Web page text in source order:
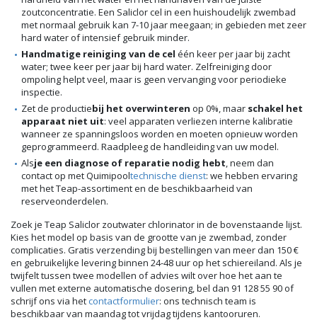
zoutconcentratie. Een Saliclor cel in een huishoudelijk zwembad
met normaal gebruik kan 7-10 jaar meegaan; in gebieden met zeer
hard water of intensief gebruik minder.
Handmatige reiniging van de cel één keer per jaar bij zacht
water; twee keer per jaar bij hard water. Zelfreiniging door
ompoling helpt veel, maar is geen vervanging voor periodieke
inspectie.
Zet de productiebij het overwinteren op 0%, maar schakel het
apparaat niet uit: veel apparaten verliezen interne kalibratie
wanneer ze spanningsloos worden en moeten opnieuw worden
geprogrammeerd. Raadpleeg de handleiding van uw model.
Alsje een diagnose of reparatie nodig hebt, neem dan
contact op met Quimipooltechnische dienst: we hebben ervaring
met het Teap-assortiment en de beschikbaarheid van
reserveonderdelen.
Zoek je Teap Saliclor zoutwater chlorinator in de bovenstaande lijst.
Kies het model op basis van de grootte van je zwembad, zonder
complicaties. Gratis verzending bij bestellingen van meer dan 150 €
en gebruikelijke levering binnen 24-48 uur op het schiereiland. Als je
twijfelt tussen twee modellen of advies wilt over hoe het aan te
vullen met externe automatische dosering, bel dan 91 128 55 90 of
schrijf ons via hetcontactformulier: ons technisch team is
beschikbaar van maandag tot vrijdag tijdens kantooruren.